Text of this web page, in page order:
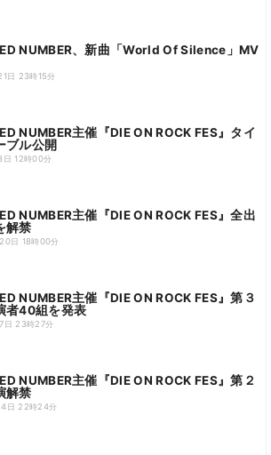
NUMBER、新曲「World Of Silence」MV
日 23時15分
NUMBER主催『DIE ON ROCK FES』タイ
ブル公開
日 12時00分
NUMBER主催『DIE ON ROCK FES』全出
解禁
日 18時00分
NUMBER主催『DIE ON ROCK FES』第３
者40組を発表
日 23時27分
NUMBER主催『DIE ON ROCK FES』第２
解禁
日 22時24分